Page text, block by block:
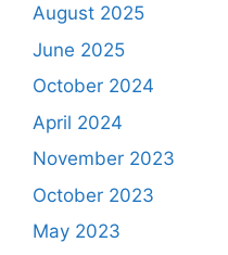
August 2025
June 2025
October 2024
April 2024
November 2023
October 2023
May 2023